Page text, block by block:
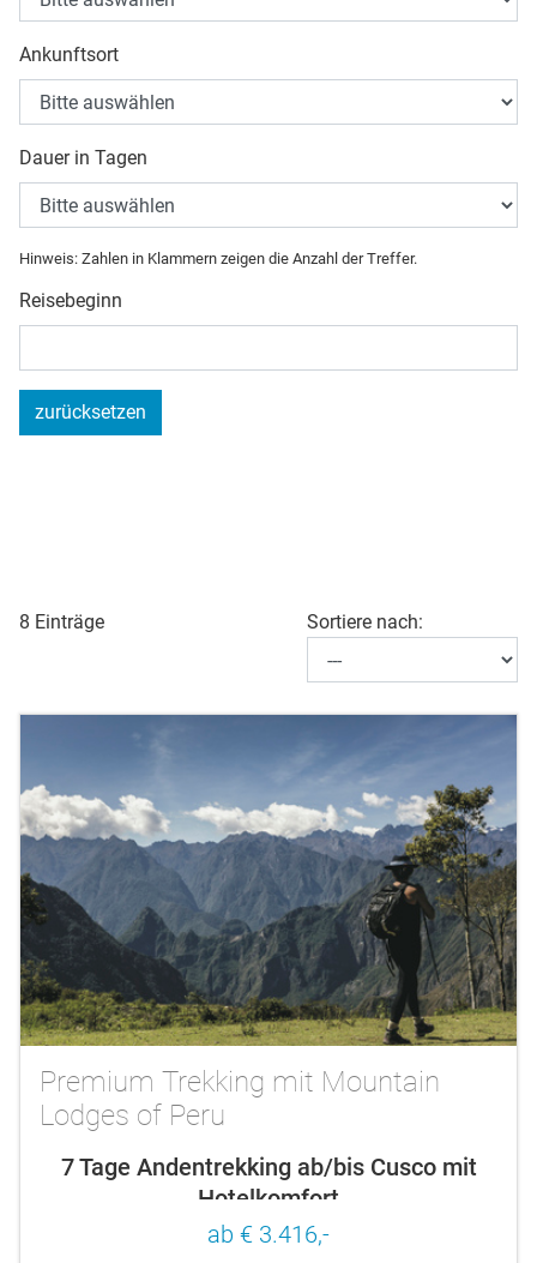
Ankunftsort
Dauer in Tagen
Hinweis: Zahlen in Klammern zeigen die Anzahl der Treffer.
Reisebeginn
zurücksetzen
8 Einträge Sortiere nach:
Premium Trekking mit Mountain
Lodges of Peru
7 Tage Andentrekking ab/bis Cusco mit
Hotelkomfort
ab € 3.416,-